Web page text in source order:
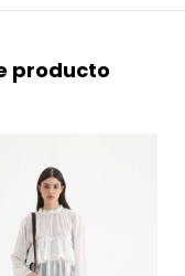
producto